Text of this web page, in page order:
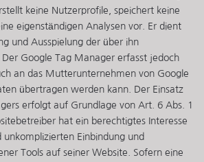
keine Nutzerprofile, speichert keine
eigenständigen Analysen vor. Er dient
und Ausspielung der über ihn
Google Tag Manager erfasst jedoch
an das Mutterunternehmen von Google
übertragen werden kann. Der Einsatz
erfolgt auf Grundlage von Art. 6 Abs. 1
hat ein berechtigtes Interesse
unkomplizierten Einbindung und
Tools auf seiner Website. Sofern eine